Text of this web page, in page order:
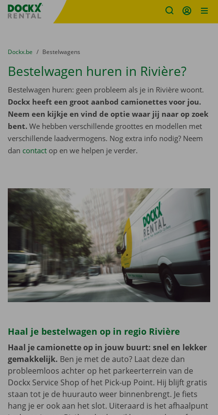
Fratello DEMO
U bevindt zich hier:
van
Dockx.be naar
Bestelwagens
Bestelwagen huren in Rivière?
Bestelwagen huren: geen probleem als je in Rivière woont.
Dockx heeft een groot aanbod camionettes voor jou.
Neem een kijkje en vind de optie waar jij naar op zoek
bent. We hebben verschillende groottes en modellen met
verschillende laadvermogens. Nog extra info nodig? Neem
dan contact op en we helpen je verder.
Haal je bestelwagen op in regio Rivière
Haal je camionette op in jouw buurt: snel en lekker
gemakkelijk. Ben je met de auto? Laat deze dan
probleemloos achter op het parkeerterrein van de
Dockx Service Shop of het Pick-up Point. Hij blijft gratis
staan tot je de huurauto weer binnenbrengt. Je fiets
hang je er ook aan het slot. Uiteraard is het afhaalpunt